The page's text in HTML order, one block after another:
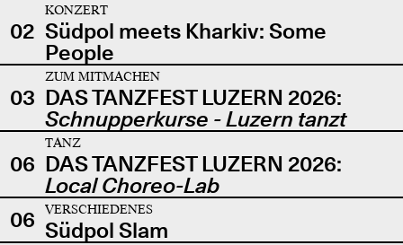
02
KONZERT
Südpol meets Kharkiv: Some
People
03
ZUM MITMACHEN
DAS TANZFEST LUZERN 2026:
Schnupperkurse - Luzern tanzt
06
TANZ
DAS TANZFEST LUZERN 2026:
Local Choreo-Lab
06
VERSCHIEDENES
Südpol Slam